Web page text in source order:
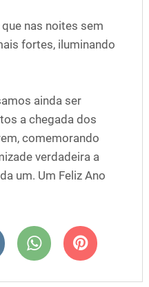
nas noites sem
fortes, iluminando
ainda ser
a chegada dos
comemorando
verdadeira a
um. Um Feliz Ano